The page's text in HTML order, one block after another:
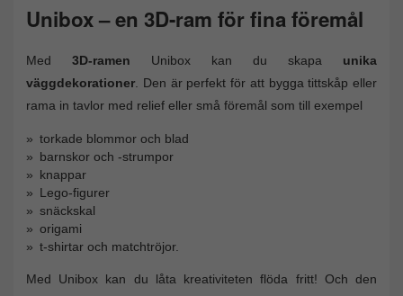
Unibox – en 3D-ram för fina föremål
Med 3D-ramen Unibox kan du skapa unika
väggdekorationer . Den är perfekt för att bygga tittskåp eller
rama in tavlor med relief eller små föremål som till exempel
torkade blommor och blad
barnskor och -strumpor
knappar
Lego-figurer
snäckskal
origami
t-shirtar och matchtröjor.
Med Unibox kan du låta kreativiteten flöda fritt! Och den